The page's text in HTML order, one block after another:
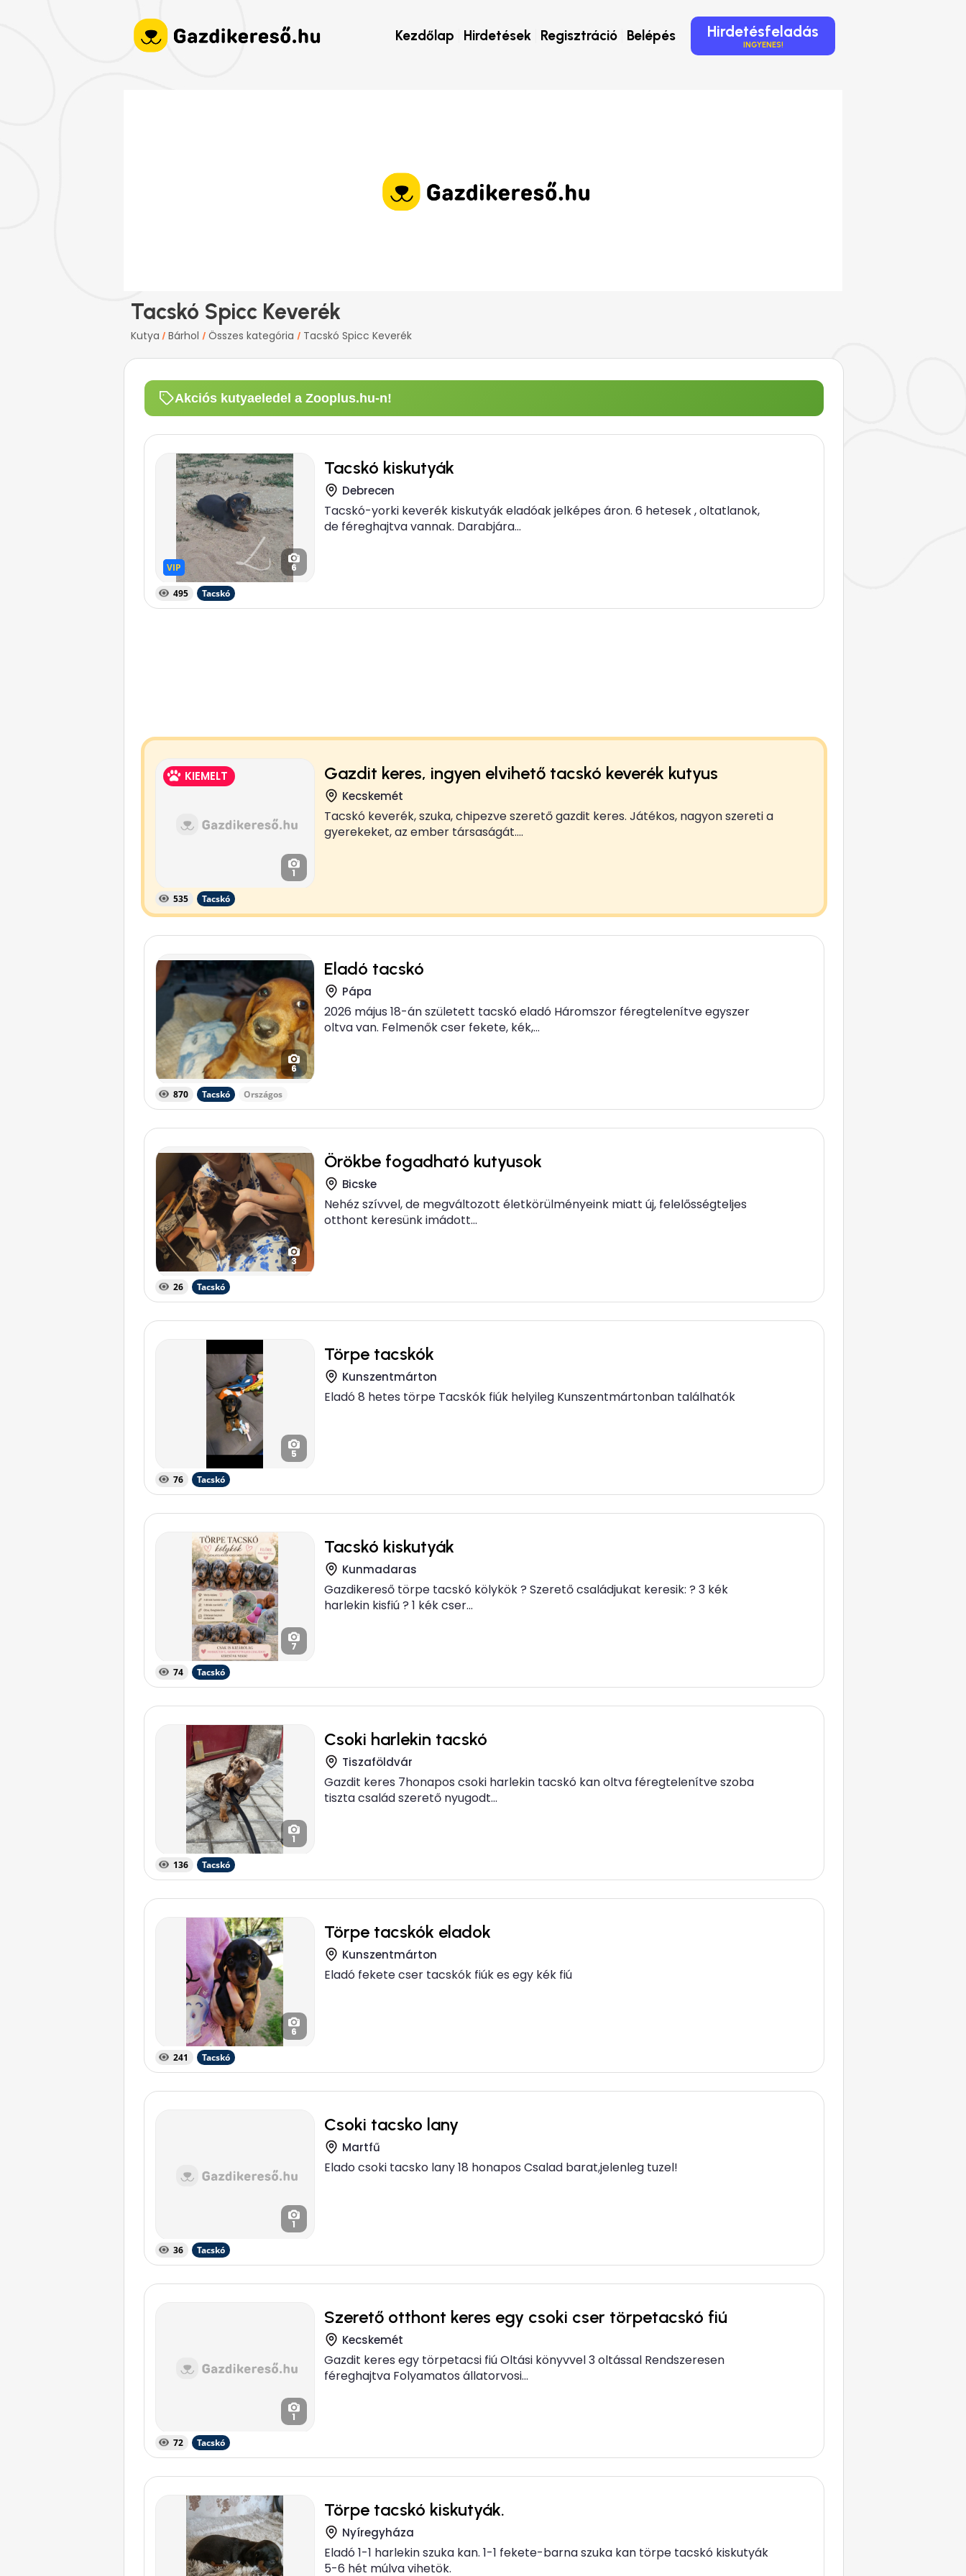
Hirdetésfeladás
INGYENES!
Belépés
Regisztráció
Hirdetések
Kezdőlap
Tacskó Spicc Keverék
Kutya / Bárhol / Összes kategória / Tacskó Spicc Keverék
Akciós kutyaeledel a Zooplus.hu-n!
VIP
VIP 6
Tacskó kiskutyák
Debrecen
Tacskó-yorki keverék kiskutyák eladóak jelképes áron. 6 hetesek , oltatlanok,
de féreghajtva vannak. Darabjára...
495 Tacskó
KIEMELT
1
Gazdit keres, ingyen elvihető tacskó keverék kutyus
Kecskemét
Tacskó keverék, szuka, chipezve szerető gazdit keres. Játékos, nagyon szereti a
gyerekeket, az ember társaságát....
535 Tacskó
6
Eladó tacskó
Pápa
2026 május 18-án született tacskó eladó Háromszor féregtelenítve egyszer
oltva van. Felmenők cser fekete, kék,...
870 Tacskó Országos
3
Örökbe fogadható kutyusok
Bicske
Nehéz szívvel, de megváltozott életkörülményeink miatt új, felelősségteljes
otthont keresünk imádott...
26 Tacskó
5
Törpe tacskók
Kunszentmárton
Eladó 8 hetes törpe Tacskók fiúk helyileg Kunszentmártonban találhatók
76 Tacskó
7
Tacskó kiskutyák
Kunmadaras
Gazdikereső törpe tacskó kölykök ? Szerető családjukat keresik: ? 3 kék
harlekin kisfiú ? 1 kék cser...
74 Tacskó
1
Csoki harlekin tacskó
Tiszaföldvár
Gazdit keres 7honapos csoki harlekin tacskó kan oltva féregtelenítve szoba
tiszta család szerető nyugodt...
136 Tacskó
6
Törpe tacskók eladok
Kunszentmárton
Eladó fekete cser tacskók fiúk es egy kék fiú
241 Tacskó
1
Csoki tacsko lany
Martfű
Elado csoki tacsko lany 18 honapos Csalad barat,jelenleg tuzel!
36 Tacskó
1
Szerető otthont keres egy csoki cser törpetacskó fiú
Kecskemét
Gazdit keres egy törpetacsi fiú Oltási könyvvel 3 oltással Rendszeresen
féreghajtva Folyamatos állatorvosi...
72 Tacskó
Törpe tacskó kiskutyák.
Nyíregyháza
Eladó 1-1 harlekin szuka kan. 1-1 fekete-barna szuka kan törpe tacskó kiskutyák
5-6 hét múlva vihetök.